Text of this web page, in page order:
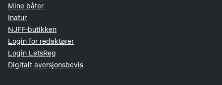
Mine båter
Inatur
NJFF-butikken
Login for redaktører
Login LetsReg
Digitalt aversjonsbevis